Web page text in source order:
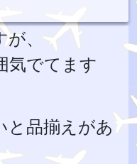
、
気でてます
と品揃えがあ